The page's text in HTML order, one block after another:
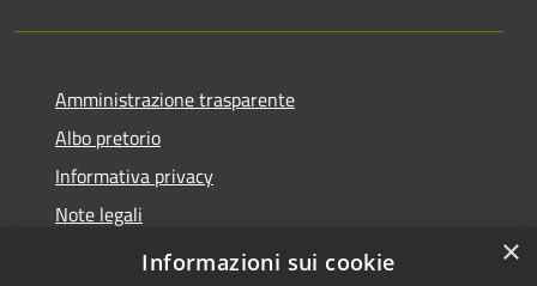
Amministrazione trasparente
Albo pretorio
Informativa privacy
Note legali
Dichiarazione di accessibilità
×
Informazioni sui cookie